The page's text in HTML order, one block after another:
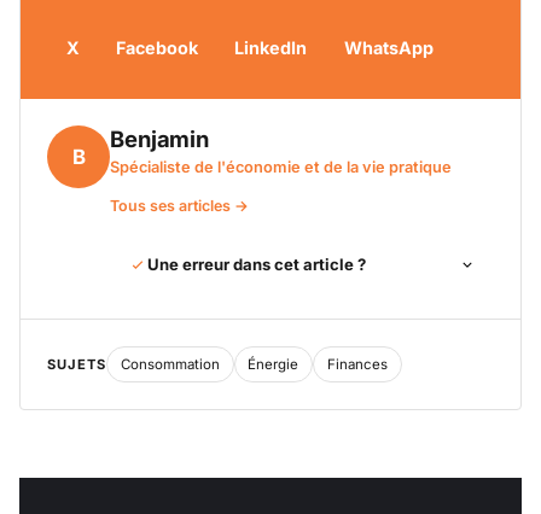
X Facebook LinkedIn WhatsApp
B
Benjamin
Spécialiste de l'économie et de la vie pratique
Tous ses articles →
Une erreur dans cet article ?
SUJETS Consommation Énergie Finances